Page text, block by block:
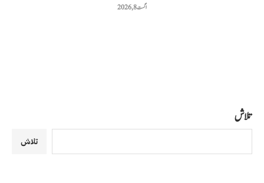
اگست 8, 2026
تلاش
تلاش